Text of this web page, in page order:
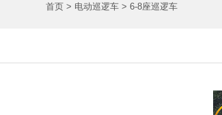
首页 > 电动巡逻车 > 6-8座巡逻车